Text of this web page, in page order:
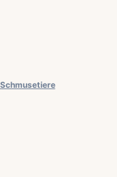
Schmusetiere